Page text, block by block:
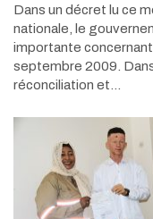
Dans un décret lu ce
nationale, le
importante
septembre 2009.
réconciliation et…